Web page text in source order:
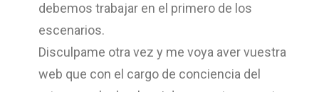
debemos trabajar en el primero de los
escenarios.
Disculpame otra vez y me voya aver vuestra
web que con el cargo de conciencia del